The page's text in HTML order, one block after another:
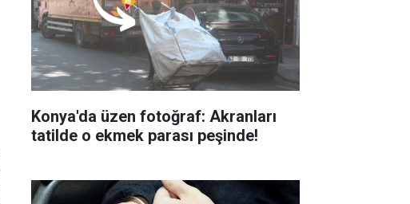
Konya'da üzen fotoğraf: Akranları
tatilde o ekmek parası peşinde!